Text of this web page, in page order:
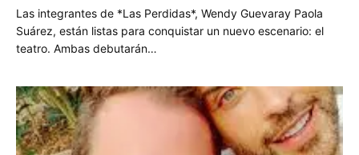
Las integrantes de *Las Perdidas*, Wendy Guevaray Paola
Suárez, están listas para conquistar un nuevo escenario: el
teatro. Ambas debutarán…